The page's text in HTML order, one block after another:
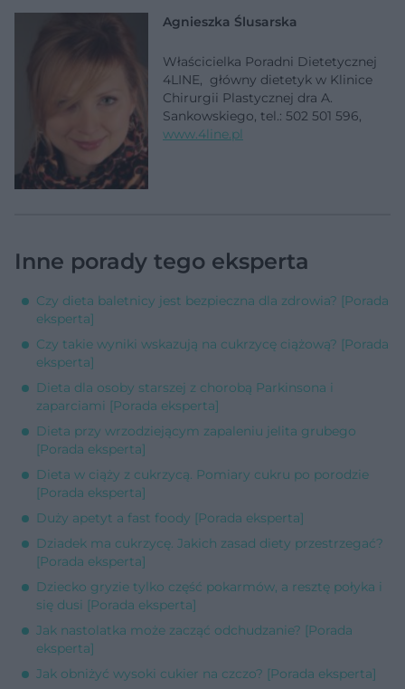
Agnieszka Ślusarska
Właścicielka Poradni Dietetycznej
4LINE, główny dietetyk w Klinice
Chirurgii Plastycznej dra A.
Sankowskiego, tel.: 502 501 596,
www.4line.pl
Inne porady tego eksperta
Czy dieta baletnicy jest bezpieczna dla zdrowia? [Porada
eksperta]
Czy takie wyniki wskazują na cukrzycę ciążową? [Porada
eksperta]
Dieta dla osoby starszej z chorobą Parkinsona i
zaparciami [Porada eksperta]
Dieta przy wrzodziejącym zapaleniu jelita grubego
[Porada eksperta]
Dieta w ciąży z cukrzycą. Pomiary cukru po porodzie
[Porada eksperta]
Duży apetyt a fast foody [Porada eksperta]
Dziadek ma cukrzycę. Jakich zasad diety przestrzegać?
[Porada eksperta]
Dziecko gryzie tylko część pokarmów, a resztę połyka i
się dusi [Porada eksperta]
Jak nastolatka może zacząć odchudzanie? [Porada
eksperta]
Jak obniżyć wysoki cukier na czczo? [Porada eksperta]